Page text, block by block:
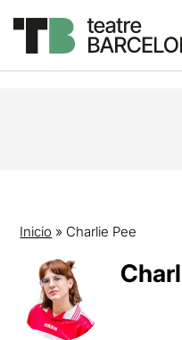
Inicio » Charlie Pee